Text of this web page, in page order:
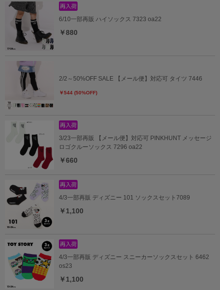
6/10一部再販 ハイソックス 7323 oa22
￥880
2/2～50%OFF SALE 【メール便】対応可 タイツ 7446
￥544 (50%OFF)
3/23一部再販 【メール便】対応可 PINKHUNT メッセージ
ロゴクルーソックス 7296 oa22
￥660
4/3一部再販 ディズニー 101 ソックスセット7089
￥1,100
4/3一部再販 ディズニー スニーカーソックスセット 6462
os23
￥1,100